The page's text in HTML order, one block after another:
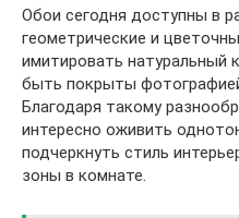
Обои сегодня доступны в
геометрические и
имитировать натуральный
быть покрыты
Благодаря такому
интересно оживить
подчеркнуть стиль
зоны в комнате.